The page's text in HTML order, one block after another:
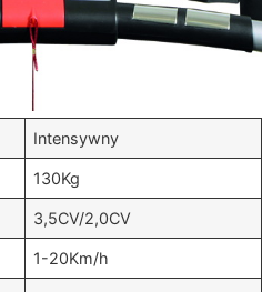
Intensywny
130Kg
3,5CV/2,0CV
1-20Km/h